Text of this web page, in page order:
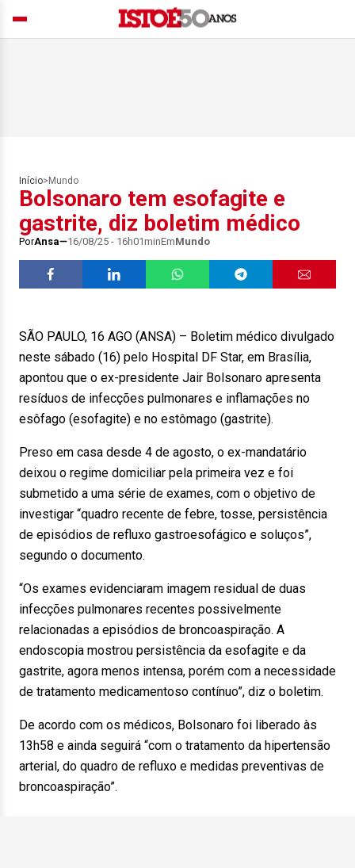
Início> Mundo
Bolsonaro tem esofagite e
gastrite, diz boletim médico
PorAnsa 16/08/25 - 16h01minEmMundo
SÃO PAULO, 16 AGO (ANSA) – Boletim médico divulgado
neste sábado (16) pelo Hospital DF Star, em Brasília,
apontou que o ex-presidente Jair Bolsonaro apresenta
resíduos de infecções pulmonares e inflamações no
esôfago (esofagite) e no estômago (gastrite).
Preso em casa desde 4 de agosto, o ex-mandatário
deixou o regime domiciliar pela primeira vez e foi
submetido a uma série de exames, com o objetivo de
investigar “quadro recente de febre, tosse, persistência
de episódios de refluxo gastroesofágico e soluços”,
segundo o documento.
“Os exames evidenciaram imagem residual de duas
infecções pulmonares recentes possivelmente
relacionadas a episódios de broncoaspiração. A
endoscopia mostrou persistência da esofagite e da
gastrite, agora menos intensa, porém com a necessidade
de tratamento medicamentoso contínuo”, diz o boletim.
De acordo com os médicos, Bolsonaro foi liberado às
13h58 e ainda seguirá “com o tratamento da hipertensão
arterial, do quadro de refluxo e medidas preventivas de
broncoaspiração”.